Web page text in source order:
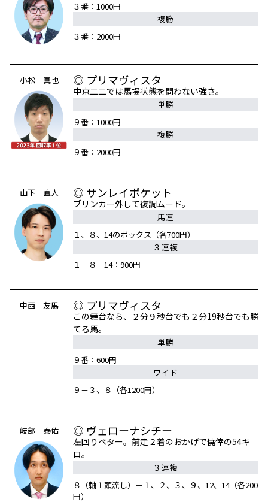
３番：1000円
複勝
３番：2000円
小松 真也 ◎ プリマヴィスタ
中京二二では馬場状態を問わない強さ。
単勝
９番：1000円
複勝
９番：2000円
山下 直人 ◎ サンレイポケット
ブリンカー外して復調ムード。
馬連
１、８、14のボックス（各700円）
３連複
１－８－14：900円
中西 友馬 ◎ プリマヴィスタ
この舞台なら、２分９秒台でも２分19秒台でも勝
てる馬。
単勝
９番：600円
ワイド
９－３、８（各1200円）
岐部 泰佑 ◎ ヴェローナシチー
左回りベター。前走２着のおかげで僥倖の54キ
ロ。
３連複
８（軸１頭流し）－１、２、３、９、12、14（各200
円）